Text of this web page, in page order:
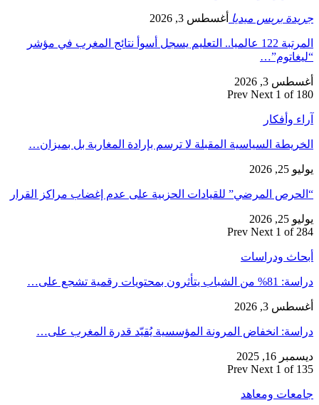
جريدة بريس ميديا أغسطس 3, 2026
المرتبة 122 عالميا.. التعليم يسجل أسوأ نتائج المغرب في مؤشر
“ليغاتوم”…
أغسطس 3, 2026
Prev Next 1 of 180
آراء وأفكار
الخريطة السياسية المقبلة لا ترسم بإرادة المغاربة بل بميزان…
يوليو 25, 2026
“الحرص المرضي” للقيادات الحزبية على عدم إغضاب مراكز القرار
يوليو 25, 2026
Prev Next 1 of 284
أبحاث ودراسات
دراسة: 81% من الشباب يتأثرون بمحتويات رقمية تشجع على…
أغسطس 3, 2026
دراسة: انخفاض المرونة المؤسسية يُقيّد قدرة المغرب على…
ديسمبر 16, 2025
Prev Next 1 of 135
جامعات ومعاهد